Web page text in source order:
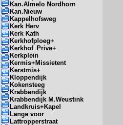
Kan.Almelo Nordhorn
Kan.Nieuw
Kappelhofsweg
Kerk Herv
Kerk Kath
Kerkhofploeg+
Kerkhof_Prive+
Kerkplein
Kermis+Missietent
Kerstmis+
Kloppendijk
Kokensteeg
Krabbendijk
Krabbendijk M.Weustink
Landkruis+Kapel
Lange voor
Lattropperstraat